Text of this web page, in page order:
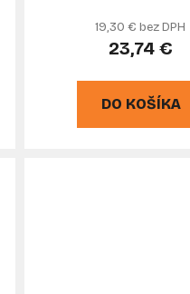
19,30 € bez DPH
23,74 €
DO KOŠÍKA